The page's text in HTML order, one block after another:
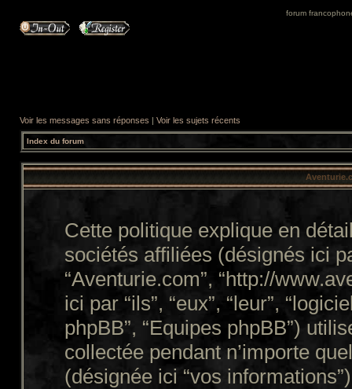
forum
Voir les messages sans réponses | Voir les sujets récents
Index du forum
Cette politique explique en
sociétés affiliées (désignés ici
“Aventurie.com”, “http://
ici par “ils”, “eux”, “leur”,
phpBB”, “Equipes phpBB”)
collectée pendant n’importe
(désignée ici “vos